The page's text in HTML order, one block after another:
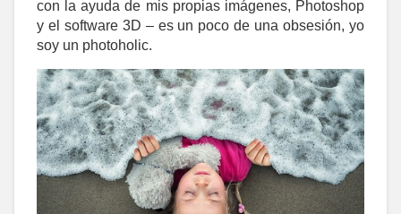
con la ayuda de mis propias imágenes, Photoshop
y el software 3D – es un poco de una obsesión, yo
soy un photoholic.